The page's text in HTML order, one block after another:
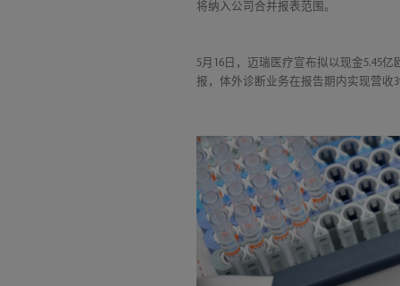
将纳入公司合并报表范围。
5月16日，迈瑞医疗宣布拟以现金5.45
报，体外诊断业务在报告期内实现营收